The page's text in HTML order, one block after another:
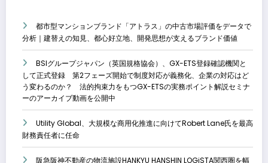
都市型マンションブランド「アトラス」の中古市場評価をデータで
分析｜建替えの知見、都心好立地、開発思想が支えるブランド価値
BSIグループジャパン（英国規格協会）、GX-ETS登録確認機関と
して正式登録 第2フェーズ開始で制度対応が義務化、企業の対応はど
う変わるのか？ 法的拘束力をもつGX-ETSの実務ポイント解説セミナ
ーのアーカイブ動画を公開中
Utility Global、大規模な商用化推進に向けてRobert Lane氏を最高
財務責任者に任命
阪急阪神不動産の物流施設HANKYU HANSHIN LOGiSTA関西圏を幅